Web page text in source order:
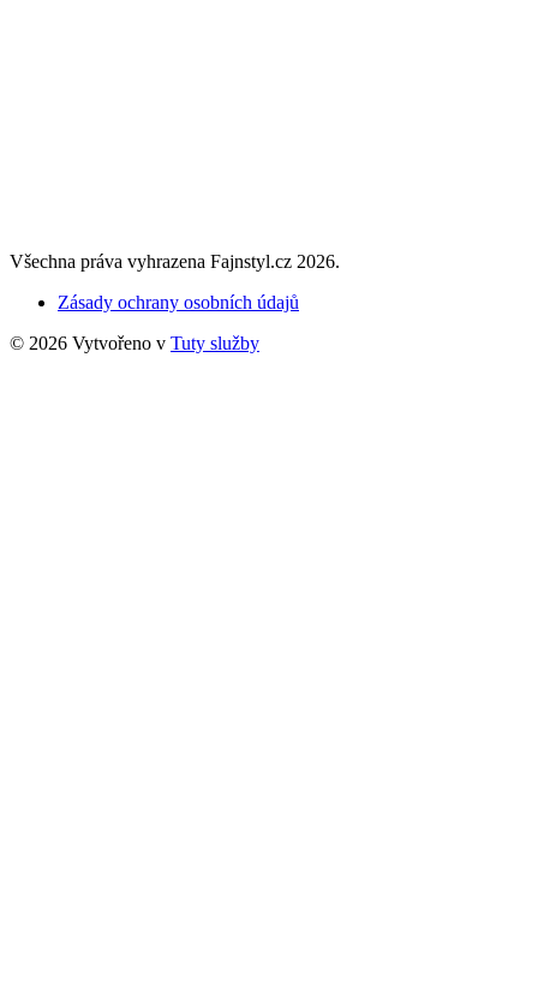
Všechna práva vyhrazena Fajnstyl.cz 2026.
Zásady ochrany osobních údajů
© 2026 Vytvořeno v Tuty služby